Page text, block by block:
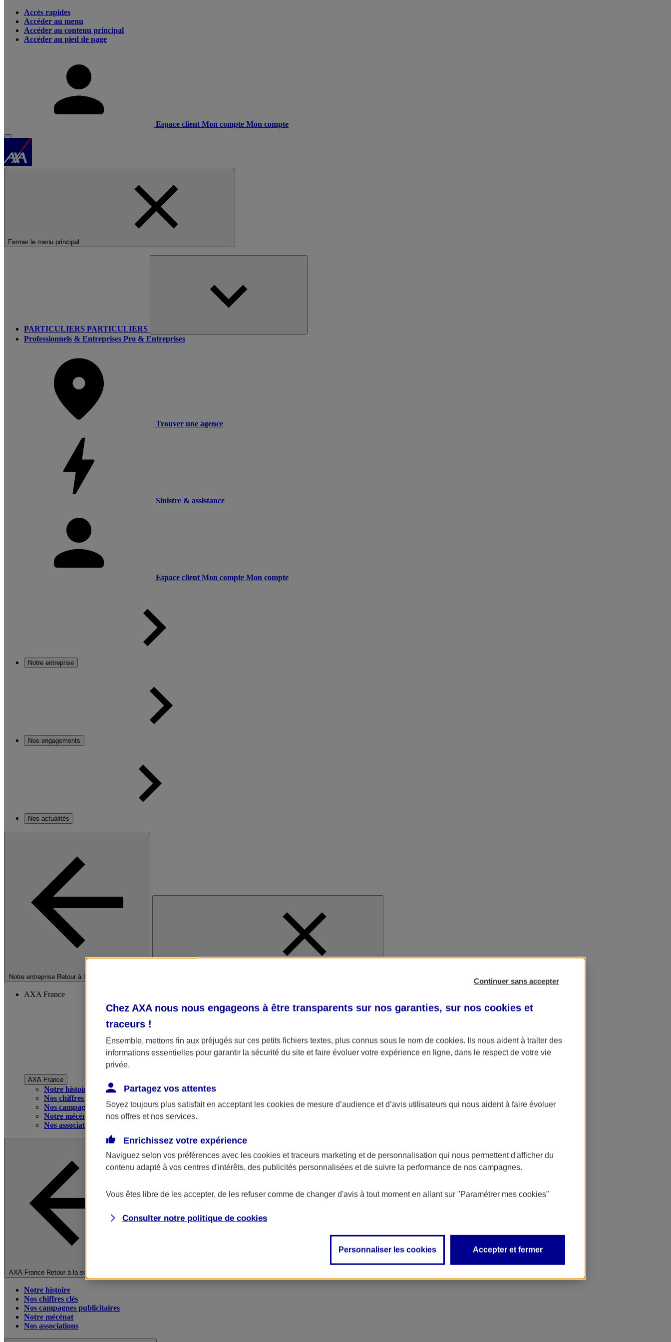
Accès rapides
Accéder au menu
Accéder au contenu principal
Accéder au pied de page
Espace client Mon compte Mon compte
Fermer le menu principal
PARTICULIERS PARTICULIERS
Professionnels & Entreprises Pro & Entreprises
Trouver une agence
Sinistre & assistance
Espace client Mon compte Mon compte
Notre entreprise
Nos engagements
Nos actualités
Notre entreprise Retour à la section précédente
AXA France
AXA France
Notre histoire
Nos chiffres clés
Nos campagnes publicitaires
Notre mécénat
Nos associations
AXA France Retour à la section précédente
Notre histoire
Nos chiffres clés
Nos campagnes publicitaires
Notre mécénat
Nos associations
Continuer sans accepter
Chez AXA nous nous engageons à être transparents sur nos garanties, sur nos cookies et
traceurs !
Ensemble, mettons fin aux préjugés sur ces petits fichiers textes, plus connus sous le nom de cookies. Ils nous aident à traiter des
informations essentielles pour garantir la sécurité du site et faire évoluer votre expérience en ligne, dans le respect de votre vie
privée.
Partagez vos attentes
Soyez toujours plus satisfait en acceptant les cookies de mesure d’audience et d’avis utilisateurs qui nous aident à faire évoluer
nos offres et nos services.
Enrichissez votre expérience
Naviguez selon vos préférences avec les cookies et traceurs marketing et de personnalisation qui nous permettent d'afficher du
contenu adapté à vos centres d'intérêts, des publicités personnalisées et de suivre la performance de nos campagnes.
Vous êtes libre de les accepter, de les refuser comme de changer d'avis à tout moment en allant sur "Paramétrer mes cookies"
Consulter notre politique de cookies
Personnaliser les cookies Accepter et fermer